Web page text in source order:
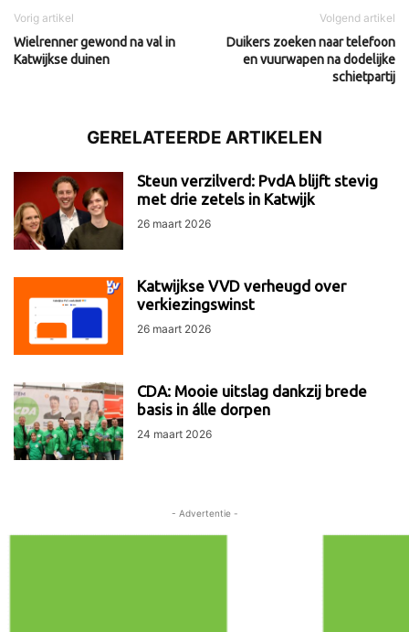
Vorig artikel
Wielrenner gewond na val in
Katwijkse duinen
Volgend artikel
Duikers zoeken naar telefoon
en vuurwapen na dodelijke
schietpartij
GERELATEERDE ARTIKELEN
Steun verzilverd: PvdA blijft stevig
met drie zetels in Katwijk
26 maart 2026
Katwijkse VVD verheugd over
verkiezingswinst
26 maart 2026
CDA: Mooie uitslag dankzij brede
basis in álle dorpen
24 maart 2026
- Advertentie -